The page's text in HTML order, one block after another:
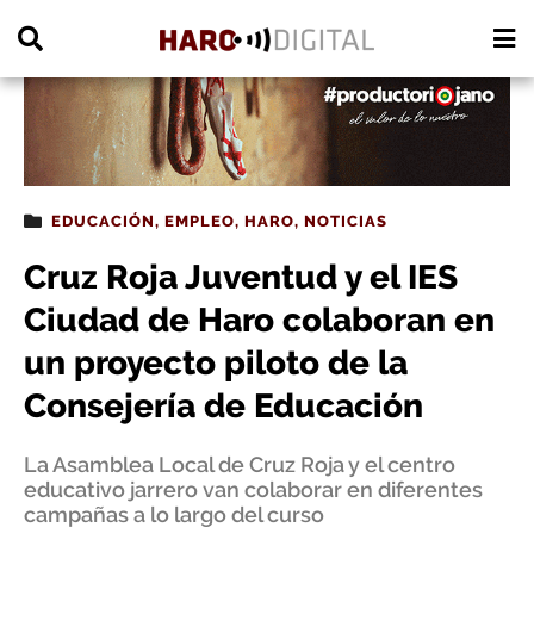
EDUCACIÓN, EMPLEO, HARO, NOTICIAS
Cruz Roja Juventud y el IES
Ciudad de Haro colaboran en
un proyecto piloto de la
Consejería de Educación
La Asamblea Local de Cruz Roja y el centro
educativo jarrero van colaborar en diferentes
campañas a lo largo del curso